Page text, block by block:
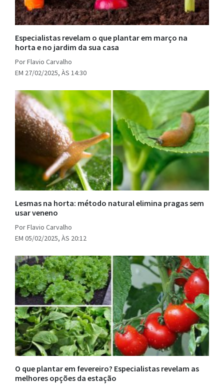
Especialistas revelam o que plantar em março na
horta e no jardim da sua casa
Por Flavio Carvalho
EM 27/02/2025, ÀS 14:30
Lesmas na horta: método natural elimina pragas sem
usar veneno
Por Flavio Carvalho
EM 05/02/2025, ÀS 20:12
O que plantar em fevereiro? Especialistas revelam as
melhores opções da estação